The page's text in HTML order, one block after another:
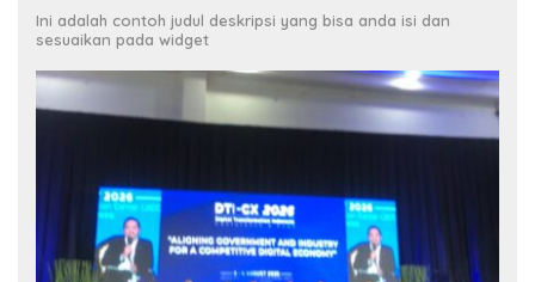
Ini adalah contoh judul deskripsi yang bisa anda isi dan
sesuaikan pada widget